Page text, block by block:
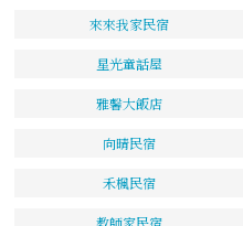
來來我家民宿
星光童話屋
雅馨大飯店
向晴民宿
禾楓民宿
教師家民宿